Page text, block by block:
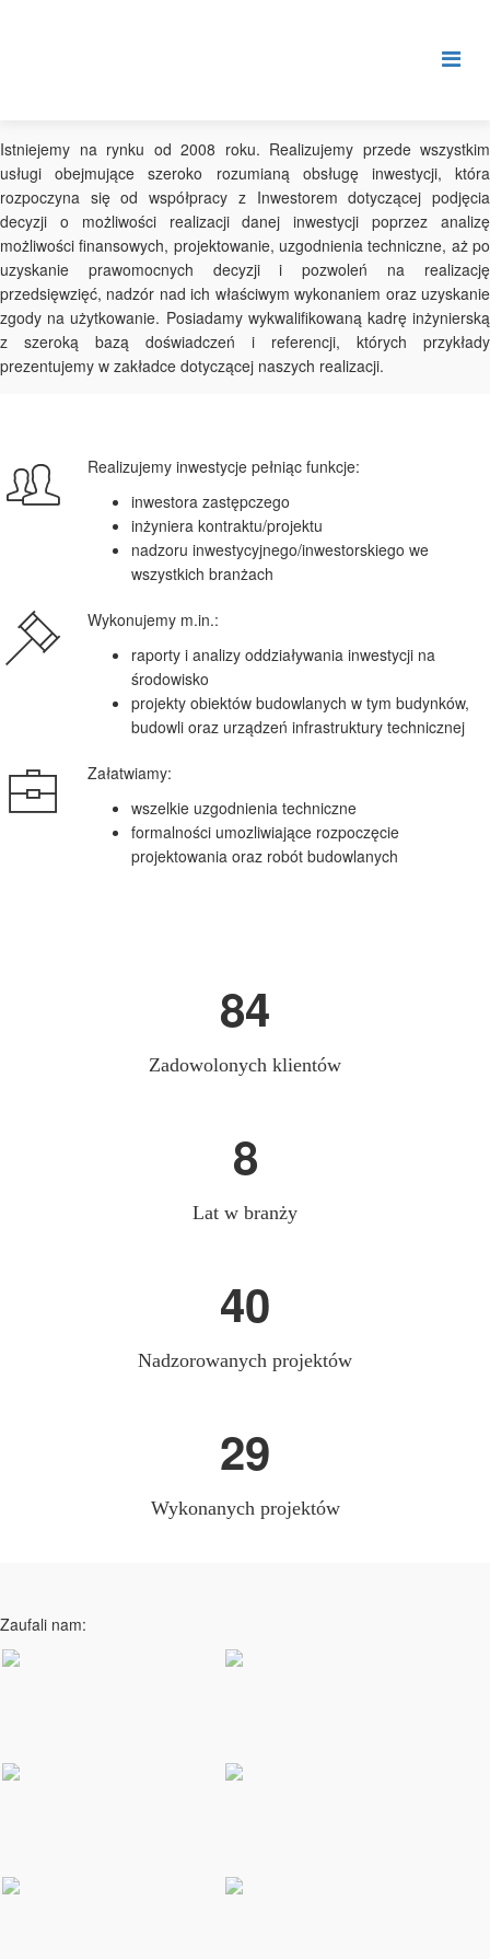
Istniejemy na rynku od 2008 roku. Realizujemy przede wszystkim
usługi obejmujące szeroko rozumianą obsługę inwestycji, która
rozpoczyna się od współpracy z Inwestorem dotyczącej podjęcia
decyzji o możliwości realizacji danej inwestycji poprzez analizę
możliwości finansowych, projektowanie, uzgodnienia techniczne, aż po
uzyskanie prawomocnych decyzji i pozwoleń na realizację
przedsięwzięć, nadzór nad ich właściwym wykonaniem oraz uzyskanie
zgody na użytkowanie. Posiadamy wykwalifikowaną kadrę inżynierską
z szeroką bazą doświadczeń i referencji, których przykłady
prezentujemy w zakładce dotyczącej naszych realizacji.
Realizujemy inwestycje pełniąc funkcje:
inwestora zastępczego
inżyniera kontraktu/projektu
nadzoru inwestycyjnego/inwestorskiego we
wszystkich branżach
Wykonujemy m.in.:
raporty i analizy oddziaływania inwestycji na
środowisko
projekty obiektów budowlanych w tym budynków,
budowli oraz urządzeń infrastruktury technicznej
Załatwiamy:
wszelkie uzgodnienia techniczne
formalności umozliwiające rozpoczęcie
projektowania oraz robót budowlanych
86
Zadowolonych klientów
9
Lat w branży
42
Nadzorowanych projektów
30
Wykonanych projektów
Zaufali nam: